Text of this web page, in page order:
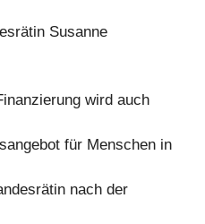
Susanne
wird auch
für Menschen in
nach der